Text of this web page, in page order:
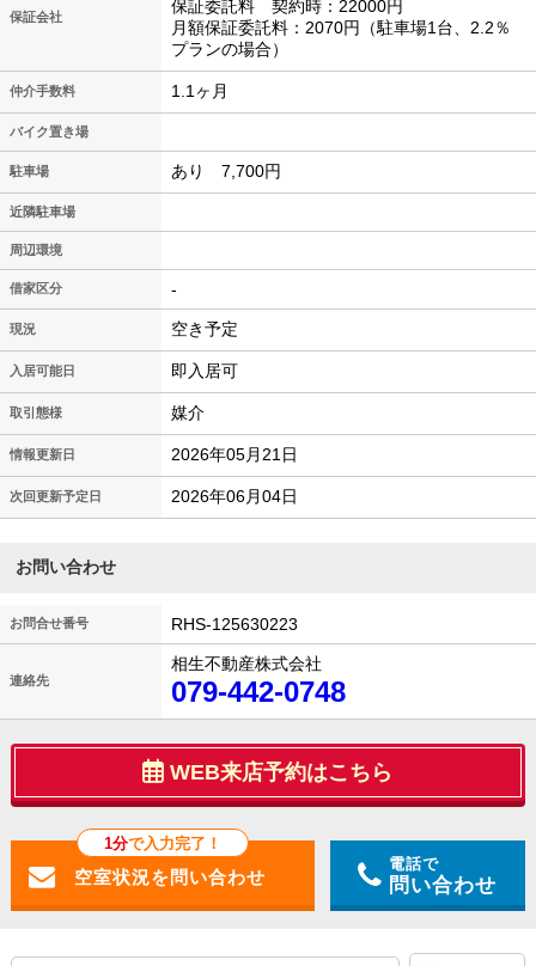
保証会社
保証委託料 契約時：22000円
月額保証委託料：2070円（駐車場1台、2.2％
プランの場合）
仲介手数料 1.1ヶ月
バイク置き場
駐車場 あり 7,700円
近隣駐車場
周辺環境
借家区分 -
現況 空き予定
入居可能日 即入居可
取引態様 媒介
情報更新日 2026年05月21日
次回更新予定日 2026年06月04日
お問い合わせ
お問合せ番号 RHS-125630223
連絡先
相生不動産株式会社
079-442-0748
WEB来店予約はこちら
1分で入力完了！
電話で
問い合わせ